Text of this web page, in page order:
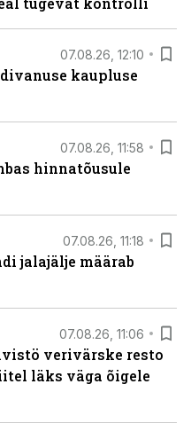
07.08.26, 12:10
kaupluse
07.08.26, 11:58
hinnatõusule
07.08.26, 11:18
jalajälje määrab
07.08.26, 11:06
verivärske resto
läks väga õigele